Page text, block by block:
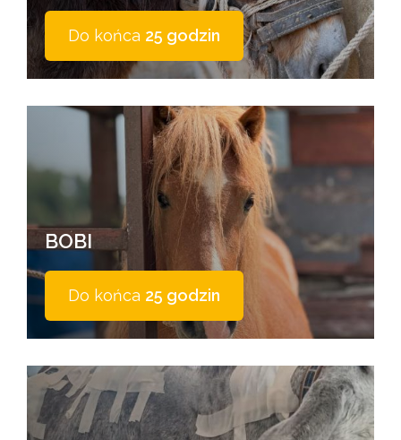
Do końca 25 godzin
BOBI
Do końca 25 godzin